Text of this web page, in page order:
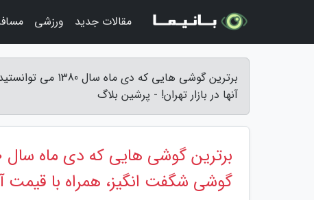
آنها در بازار تهران! - پرشین بلاگ
گوشی شگفت انگیز، همراه با قیمت
مقالات جدید ورزشی